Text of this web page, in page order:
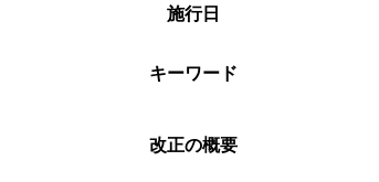
施行日
キーワード
改正の概要